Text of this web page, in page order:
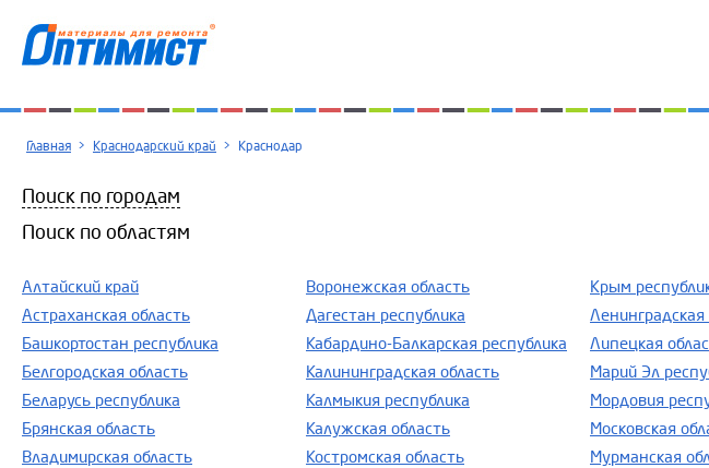
Главная > Краснодарский край > Краснодар
Поиск по городам
Поиск по областям
Алтайский край
Астраханская область
Башкортостан республика
Белгородская область
Беларусь республика
Брянская область
Владимирская область
Воронежская область
Дагестан республика
Кабардино-Балкарская республика
Калининградская область
Калмыкия республика
Калужская область
Костромская область
Крым
Ленинградская
Липецкая
Марий Эл
Мордовия
Московская
Мурманская